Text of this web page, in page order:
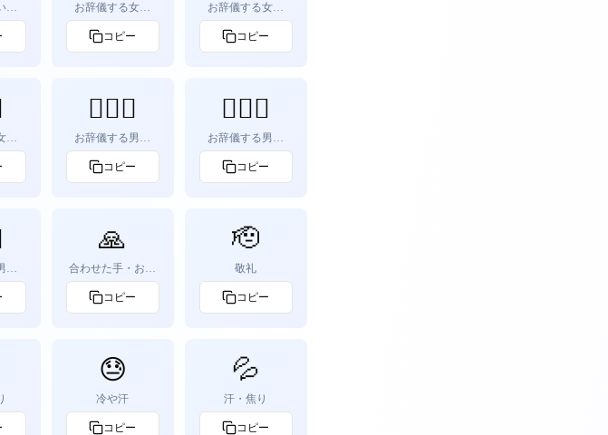
肌
お辞儀する女性
（明るい肌色）
コピー
お辞儀する女性
（やや明るい肌
色）
コピー
性
🙇🏻‍♂️
お辞儀する男性
（明るい肌色）
コピー
🙇🏼‍♂️
お辞儀する男性
（やや明るい肌
色）
コピー
性
🙏
合わせた手・お願
い
コピー
🫡
敬礼
コピー
😓
冷や汗
コピー
💦
汗・焦り
コピー